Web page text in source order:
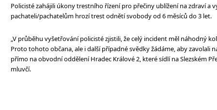
Policisté zahájili úkony trestního řízení pro přečiny ublížení na zdraví a
pachateli/pachatelům hrozí trest odnětí svobody od 6 měsíců do 3 let.
„V průběhu vyšetřování policisté zjistili, že celý incident měl náhodný
Proto tohoto občana, ale i další případné svědky žádáme, aby zavolali
přímo na obvodní oddělení Hradec Králové 2, které sídlí na Slezském
mluvčí.